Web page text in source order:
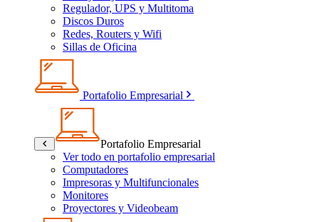
Regulador, UPS y Multitoma
Discos Duros
Redes, Routers y Wifi
Sillas de Oficina
Portafolio Empresarial
Portafolio Empresarial
Ver todo en portafolio empresarial
Computadores
Impresoras y Multifuncionales
Monitores
Proyectores y Videobeam